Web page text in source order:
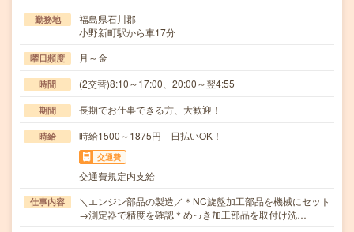
勤務地
福島県石川郡
小野新町駅から車17分
曜日頻度 月～金
時間 (2交替)8:10～17:00、20:00～翌4:55
期間 長期でお仕事できる方、大歓迎！
時給 時給1500～1875円 日払いOK！
交通費
交通費規定内支給
仕事内容
＼エンジン部品の製造／＊NC旋盤加工部品を機械にセット
→測定器で精度を確認＊めっき加工部品を取付け洗…